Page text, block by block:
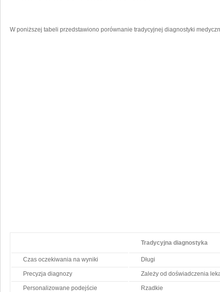
W ‌poniższej⁢ tabeli przedstawiono ⁣porównanie tradycyjnej diagnostyki
Tradycyjna‌ diagnostyka
Czas oczekiwania​ na wyniki Długi
Precyzja diagnozy Zależy od doświadczenia⁢
Personalizowane⁣ podejście Rzadkie